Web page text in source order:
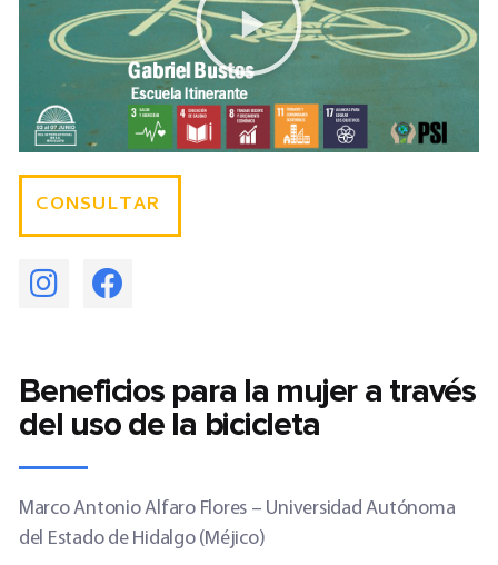
CONSULTAR
Beneficios para la mujer a través
del uso de la bicicleta
Marco Antonio Alfaro Flores – Universidad Autónoma
del Estado de Hidalgo (Méjico)